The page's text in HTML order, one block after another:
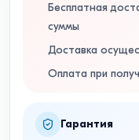
Бесплатная
суммы
Доставка
Оплата при
Гарантия